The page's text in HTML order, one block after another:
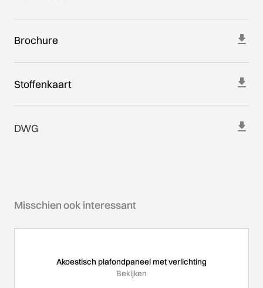
Brochure
Stoffenkaart
DWG
Misschien ook interessant
Akoestisch plafondpaneel met verlichting
Bekijken